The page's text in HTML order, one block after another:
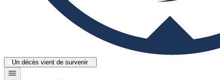
Un décès vient de survenir